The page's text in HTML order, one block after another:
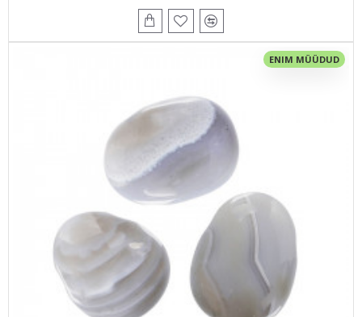
ENIM MÜÜDUD